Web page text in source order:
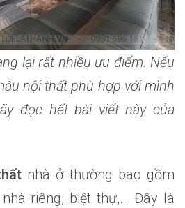
lại rất nhiều ưu điểm. Nếu
nội thất phù hợp với mình
đọc hết bài viết này của
nhà ở thường bao gồm
riêng, biệt thự,… Đây là